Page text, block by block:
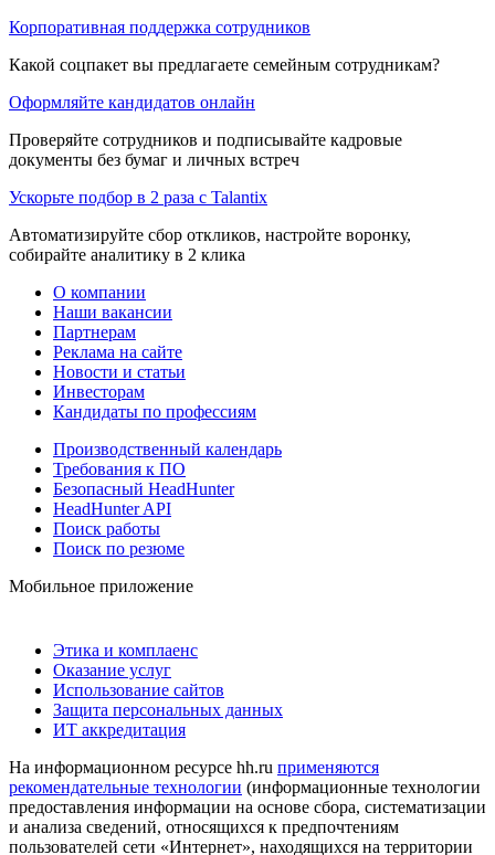
Корпоративная поддержка сотрудников
Какой соцпакет вы предлагаете семейным сотрудникам?
Оформляйте кандидатов онлайн
Проверяйте сотрудников и подписывайте кадровые
документы без бумаг и личных встреч
Ускорьте подбор в 2 раза с Talantix
Автоматизируйте сбор откликов, настройте воронку,
собирайте аналитику в 2 клика
О компании
Наши вакансии
Партнерам
Реклама на сайте
Новости и статьи
Инвесторам
Кандидаты по профессиям
Производственный календарь
Требования к ПО
Безопасный HeadHunter
HeadHunter API
Поиск работы
Поиск по резюме
Мобильное приложение
Этика и комплаенс
Оказание услуг
Использование сайтов
Защита персональных данных
ИТ аккредитация
На информационном ресурсе hh.ru применяются
рекомендательные технологии (информационные технологии
предоставления информации на основе сбора, систематизации
и анализа сведений, относящихся к предпочтениям
пользователей сети «Интернет», находящихся на территории